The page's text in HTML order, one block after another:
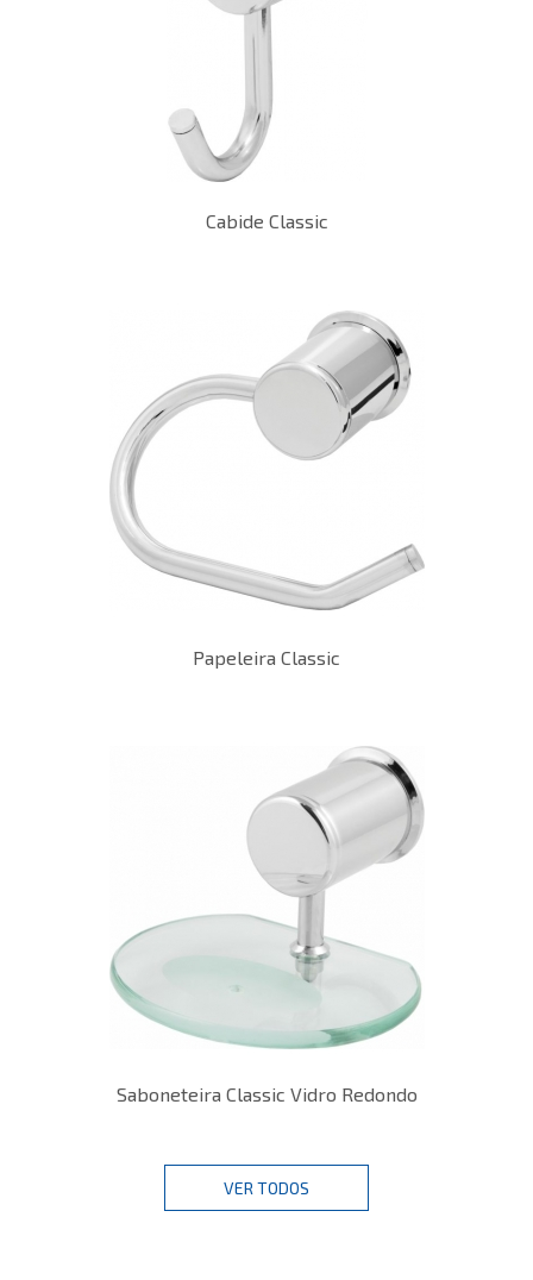
Cabide Classic
Papeleira Classic
Saboneteira Classic Vidro Redondo
VER TODOS